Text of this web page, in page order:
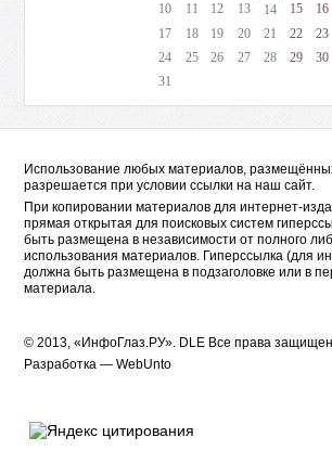
10
11 12 13 14 15
16
17
18 19 20 21 22
23
24
25 26 27 28 29
30
31
Использование любых материалов,
разрешается при условии ссылки на наш сайт.
При копировании материалов для интернет-
прямая открытая для поисковых систем
быть размещена в независимости от полного
использования материалов. Гиперссылка (для
должна быть размещена в подзаголовке или в
материала.
© 2013, «ИнфоГлаз.РУ». DLE Все права
Разработка —WebUnto